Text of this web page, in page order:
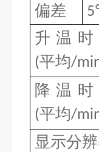
偏差
5
升温时
(平均/
降温时
(平均/
显示分